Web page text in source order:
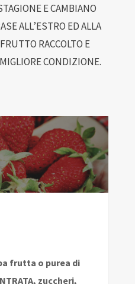
E CAMBIANO
ALL’ESTRO ED ALLA
RACCOLTO E
CONDIZIONE.
frutta o purea di
zuccheri,